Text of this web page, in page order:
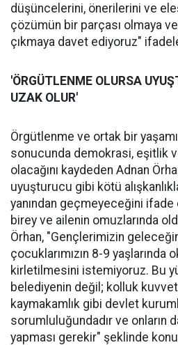
düşüncelerini, önerilerini ve
çözümün bir parçası olmaya
çıkmaya davet ediyoruz"
'ÖRGÜTLENME OLURSA
UZAK OLUR'
Örgütlenme ve ortak bir
sonucunda demokrasi, eşitlik
olacağını kaydeden Adnan
uyuşturucu gibi kötü
yanından geçmeyeceğini
birey ve ailenin omuzlarında
Örhan, "Gençlerimizin
çocuklarımızın 8-9
kirletilmesini istemiyoruz. Bu
belediyenin değil; kolluk
kaymakamlık gibi devlet
sorumluluğundadır ve onların
yapması gerekir" şeklinde